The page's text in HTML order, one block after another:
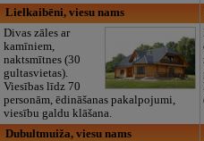
Lielkaibēni, viesu nams
Divas zāles ar
kamīniem,
naktsmītnes (30
gultasvietas).
Viesības līdz 70
personām, ēdināšanas pakalpojumi,
viesību galdu klāšana.
Dubultmuiža, viesu nams